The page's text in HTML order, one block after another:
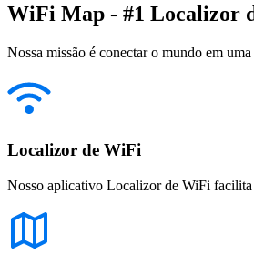
WiFi Map - #1 Localizor
Nossa missão é conectar o mundo em
Localizor de WiFi
Nosso aplicativo Localizor de WiFi facilita